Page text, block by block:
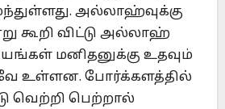
அல்லாஹ்வுக்கு
கூறி விட்டு அல்லாஹ்
மனிதனுக்கு உதவும்
உள்ளன. போர்க்களத்தில்
வெற்றி பெற்றால்